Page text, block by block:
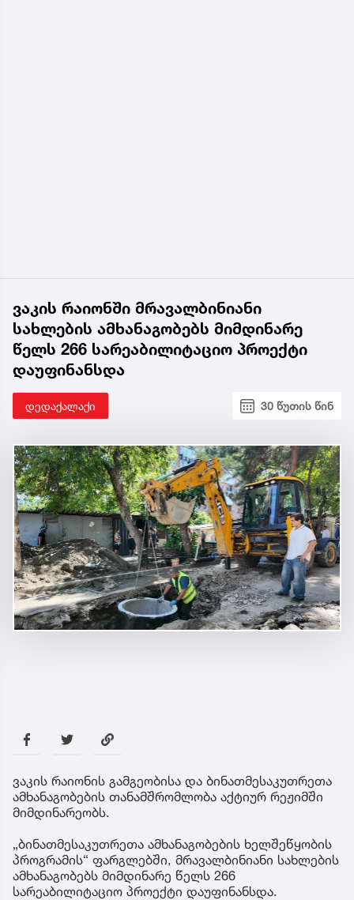
ვაკის რაიონში მრავალბინიანი
სახლების ამხანაგობებს მიმდინარე
წელს 266 სარეაბილიტაციო პროექტი
დაუფინანსდა
დედაქალაქი 30 წუთის წინ
ვაკის რაიონის გამგეობისა და ბინათმესაკუთრეთა
ამხანაგობების თანამშრომლობა აქტიურ რეჟიმში
მიმდინარეობს.
„ბინათმესაკუთრეთა ამხანაგობების ხელშეწყობის
პროგრამის“ ფარგლებში, მრავალბინიანი სახლების
ამხანაგობებს მიმდინარე წელს 266
სარეაბილიტაციო პროექტი დაუფინანსდა.